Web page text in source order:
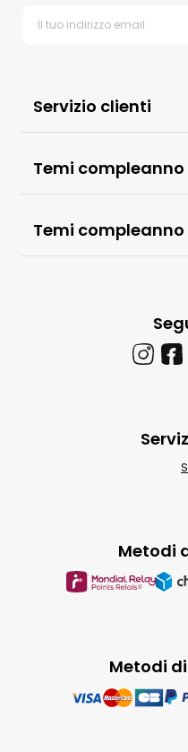
Servizio clienti
Temi
Temi
Metodi
Metodi